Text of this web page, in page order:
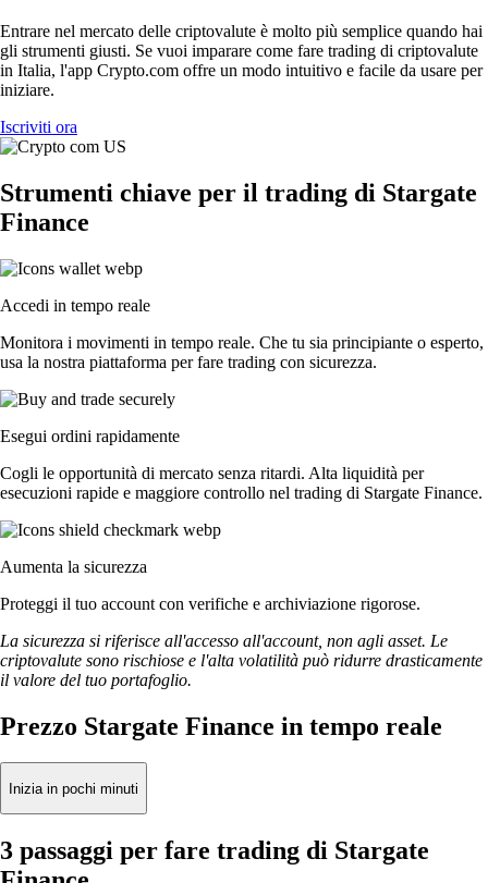
Entrare nel mercato delle criptovalute è molto più semplice quando hai
gli strumenti giusti. Se vuoi imparare come fare trading di criptovalute
in Italia, l'app Crypto.com offre un modo intuitivo e facile da usare per
iniziare.
Iscriviti ora
Strumenti chiave per il trading di Stargate
Finance
Accedi in tempo reale
Monitora i movimenti in tempo reale. Che tu sia principiante o esperto,
usa la nostra piattaforma per fare trading con sicurezza.
Esegui ordini rapidamente
Cogli le opportunità di mercato senza ritardi. Alta liquidità per
esecuzioni rapide e maggiore controllo nel trading di Stargate Finance.
Aumenta la sicurezza
Proteggi il tuo account con verifiche e archiviazione rigorose.
La sicurezza si riferisce all'accesso all'account, non agli asset. Le
criptovalute sono rischiose e l'alta volatilità può ridurre drasticamente
il valore del tuo portafoglio.
Prezzo Stargate Finance in tempo reale
Inizia in pochi minuti
3 passaggi per fare trading di Stargate